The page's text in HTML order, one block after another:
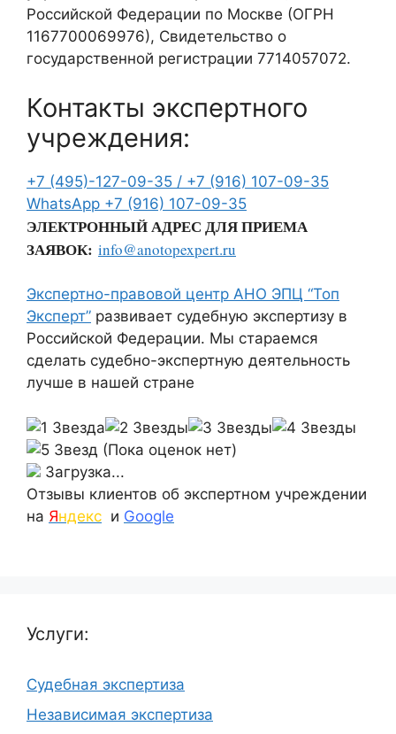
Российской Федерации по Москве (ОГРН
1167700069976), Свидетельство о
государственной регистрации 7714057072.
Контакты экспертного
учреждения:
+7 (495)-127-09-35 / +7 (916) 107-09-35
WhatsApp +7 (916) 107-09-35
ЭЛЕКТРОННЫЙ АДРЕС ДЛЯ ПРИЕМА
ЗАЯВОК: info@anotopexpert.ru
Экспертно-правовой центр АНО ЭПЦ “Топ
Эксперт” развивает судебную экспертизу в
Российской Федерации. Мы стараемся
сделать судебно-экспертную деятельность
лучше в нашей стране
(Пока оценок нет)
Загрузка...
Отзывы клиентов об экспертном учреждении
на Яндекс и Google
Услуги:
Судебная экспертиза
Независимая экспертиза